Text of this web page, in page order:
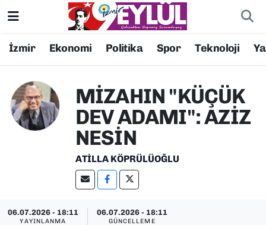
İzmir Ekonomi Politika Spor Teknoloji
MİZAHIN "KÜÇÜK
DEV ADAMI": AZİZ
NESİN
ATILLA KÖPRÜLÜOĞLU
06.07.2026 - 18:11
YAYINLANMA
06.07.2026 - 18:11
GÜNCELLEME
Resmi İlanlar
DÜNYA
Konak Nöbetçi Eczaneler
Konak Trafik Yoğunluk Haritası
Süper Lig Puan Durumu ve Fikstür